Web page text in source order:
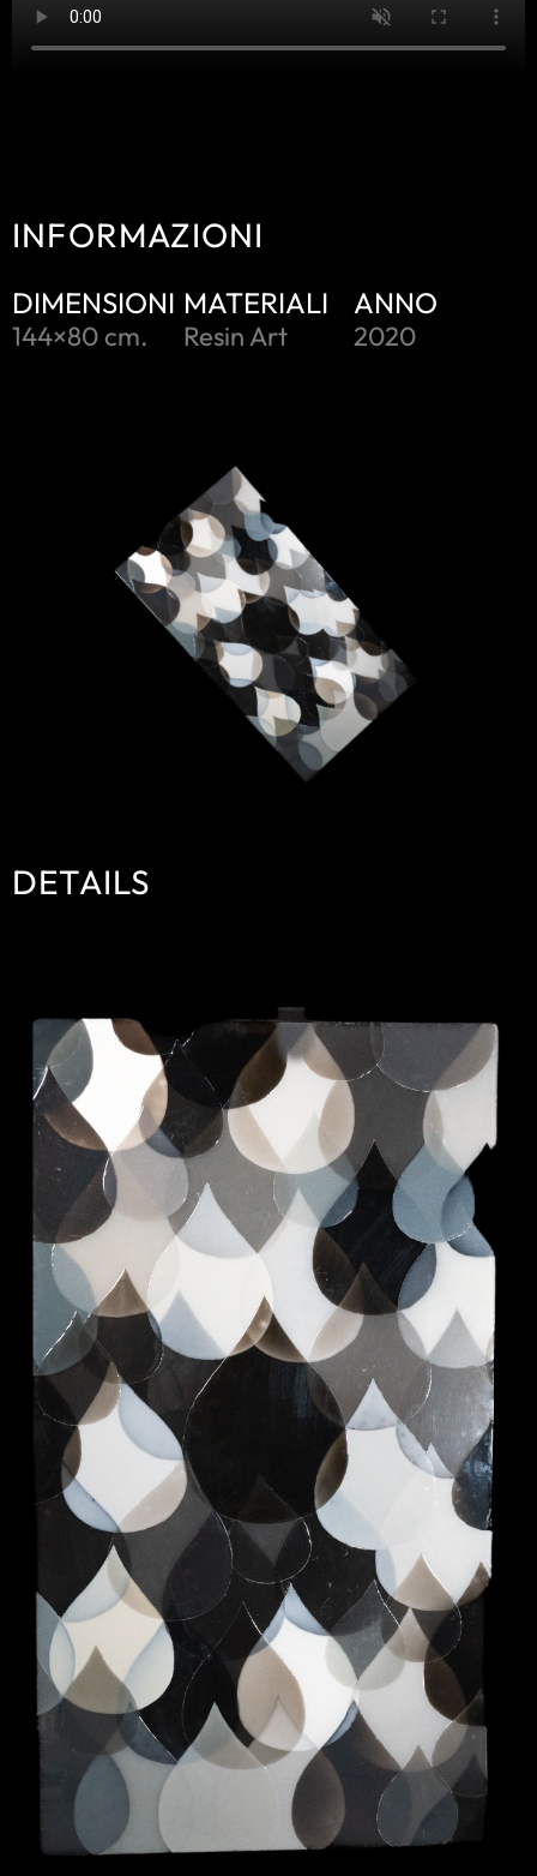
INFORMAZIONI
DIMENSIONI
144×80 cm.
MATERIALI
Resin Art
ANNO
2020
DETAILS